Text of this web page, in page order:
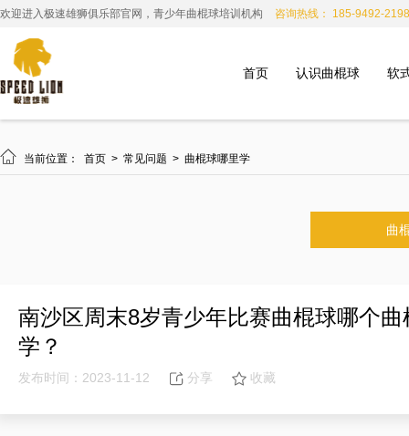
欢迎进入极速雄狮俱乐部官网，青少年曲棍球培训机构 咨询热线： 185-9492-2198
首页 认识曲棍球 软
 当前位置： 首页 > 常见问题 > 曲棍球哪里学
曲
南沙区周末8岁青少年比赛曲棍球哪个
学？
发布时间：2023-11-12 分享 收藏